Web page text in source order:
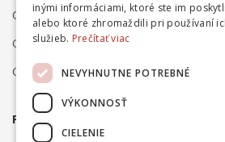
Odstúpenie od zmluvy online
Obchodné podmienky
Ochrana osobných údajov
PRIHLÁSTE SA NA ODBER NOVINIEK
inými informáciami, ktoré ste im poskytli
alebo ktoré zhromaždili pri používaní
služieb. Prečítať viac
NEVYHNUTNE POTREBNÉ
VÝKONNOSŤ
CIELENIE